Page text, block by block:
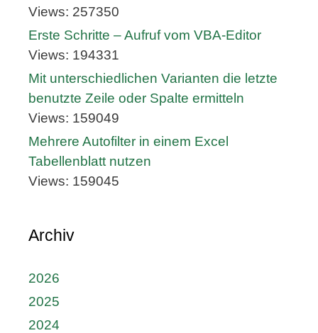
Views: 257350
Erste Schritte – Aufruf vom VBA-Editor
Views: 194331
Mit unterschiedlichen Varianten die letzte
benutzte Zeile oder Spalte ermitteln
Views: 159049
Mehrere Autofilter in einem Excel
Tabellenblatt nutzen
Views: 159045
Archiv
2026
2025
2024